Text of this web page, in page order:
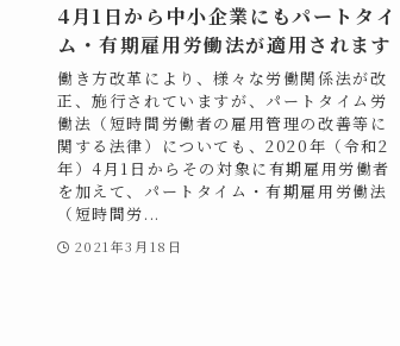
4月1日から中小企業にもパートタイ
ム・有期雇用労働法が適用されます
働き方改革により、様々な労働関係法が改
正、施行されていますが、パートタイム労
働法（短時間労働者の雇用管理の改善等に
関する法律）についても、2020年（令和2
年）4月1日からその対象に有期雇用労働者
を加えて、パートタイム・有期雇用労働法
（短時間労...
2021年3月18日